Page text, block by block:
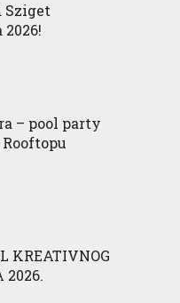
Sziget
– pool party
KREATIVNOG
2026.